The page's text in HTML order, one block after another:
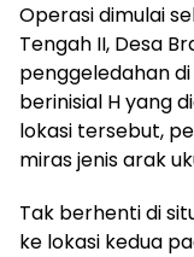
​Operasi dimulai
Tengah II, Desa
penggeledahan
berinisial H yang
lokasi tersebut,
miras jenis arak
​Tak berhenti di
ke lokasi kedua